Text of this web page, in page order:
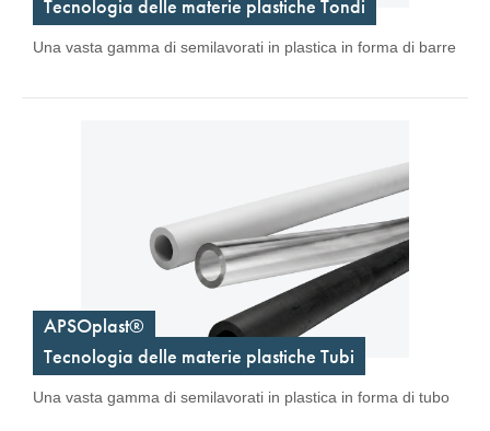
Tecnologia delle materie plastiche Tondi
Una vasta gamma di semilavorati in plastica in forma di barre
APSOplast®
Tecnologia delle materie plastiche Tubi
Una vasta gamma di semilavorati in plastica in forma di tubo